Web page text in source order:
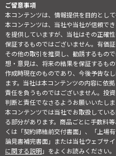
ご留意事項
本コンテンツは、情報提供を目的として
本コンテンツは、当社や当社が信頼で
を提供していますが、当社はその正確
保証するものではございません。有価
その他の取引を推奨し、勧誘するもの
想・意見は、将来の結果を保証するも
作成時現在のものであり、今後予告な
ます。当社は本コンテンツの内容に依
責任を負うものではございません。投
判断と責任でなさるようお願いいたしま
本コンテンツでは当社でお取扱してい
る部分があります。商品ごとに手数料
くは「契約締結前交付書面」、「上場
論見書補完書面」または当社ウェブサ
に関する説明」をよくお読みください。